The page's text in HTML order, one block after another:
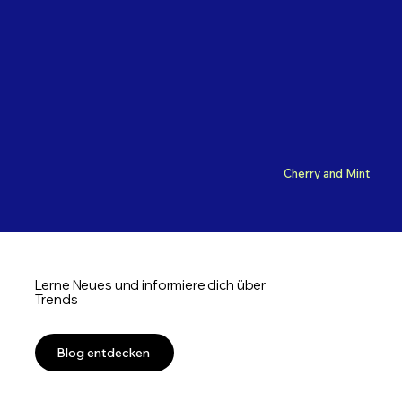
Cherry and Mint
Lerne Neues und informiere dich über
Trends
Blog entdecken